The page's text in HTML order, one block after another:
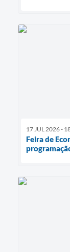
17 JUL 2026 -
Feira de